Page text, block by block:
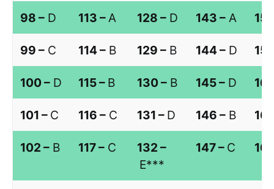
98 – D 113 –A 128 – D 143 – A
99 – C 114 – B 129 – B 144 – D
100 – D 115 – B 130 – B 145 – D
101 – C 116 – C 131 – D 146 – B
102 – B 117 – C
132 –
E***
147 – C